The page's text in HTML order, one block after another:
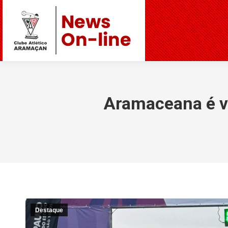
Aramaceana é
Destaque